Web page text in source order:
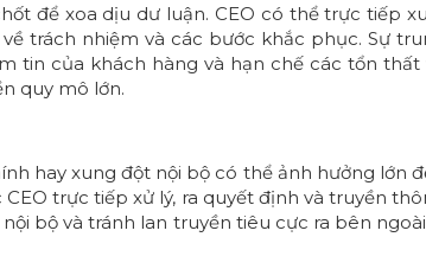
để xoa dịu dư luận. CEO có thể trực tiếp
trách nhiệm và các bước khắc phục. Sự
tin của khách hàng và hạn chế các tổn thất
quy mô lớn.
hay xung đột nội bộ có thể ảnh hưởng lớn
trực tiếp xử lý, ra quyết định và truyền
bộ và tránh lan truyền tiêu cực ra bên